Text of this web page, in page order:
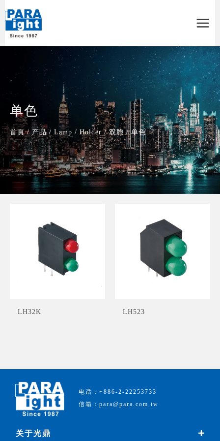
Menu
单色
首頁 / 产品 / Lamp / Holder / 双胞 / 单色
LH32K LH523
电话：+886-2-22253733
信箱：para@para.com.tw
关于光鼎